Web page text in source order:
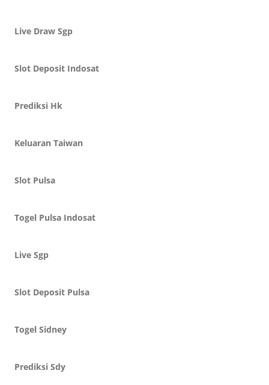
Live Draw Sgp
Slot Deposit Indosat
Prediksi Hk
Keluaran Taiwan
Slot Pulsa
Togel Pulsa Indosat
Live Sgp
Slot Deposit Pulsa
Togel Sidney
Prediksi Sdy